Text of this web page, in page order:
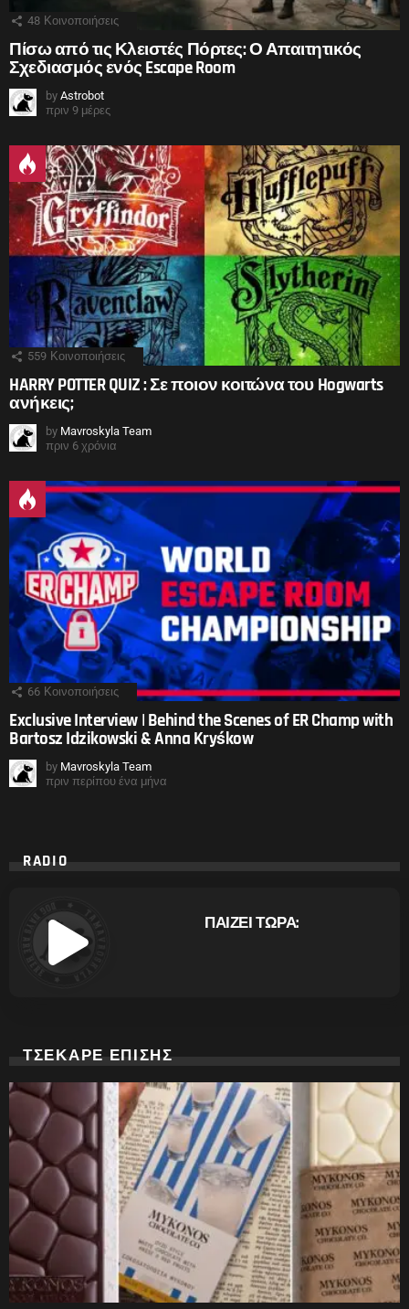
48 Κοινοποιήσεις
Πίσω από τις Κλειστές Πόρτες: Ο Απαιτητικός
Σχεδιασμός ενός Escape Room
by Astrobot
πριν 9 μέρες
559 Κοινοποιήσεις
HARRY POTTER QUIZ : Σε ποιον κοιτώνα του Hogwarts
ανήκεις;
by Mavroskyla Team
πριν 6 χρόνια
66 Κοινοποιήσεις
Exclusive Interview | Behind the Scenes of ER Champ with
Bartosz Idzikowski & Anna Kryśkow
by Mavroskyla Team
πριν περίπου ένα μήνα
RADIO
ΠΑΙΖΕΙ ΤΩΡΑ:
ΤΣΕΚΑΡΕ ΕΠΙΣΗΣ